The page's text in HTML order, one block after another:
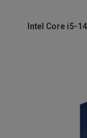
Intel Core i5-